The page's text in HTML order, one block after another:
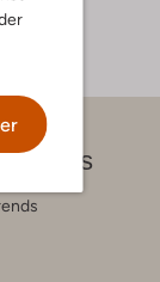
News